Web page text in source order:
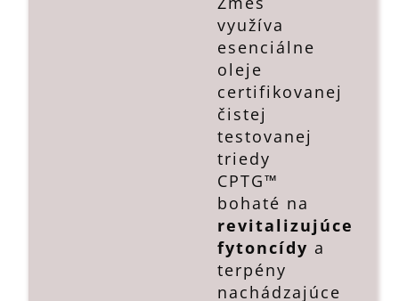
využíva
esenciálne
oleje
certifikovanej
čistej
testovanej
triedy
CPTG™
bohaté na
revitalizujúce
fytoncídy a
terpény
nachádzajúce